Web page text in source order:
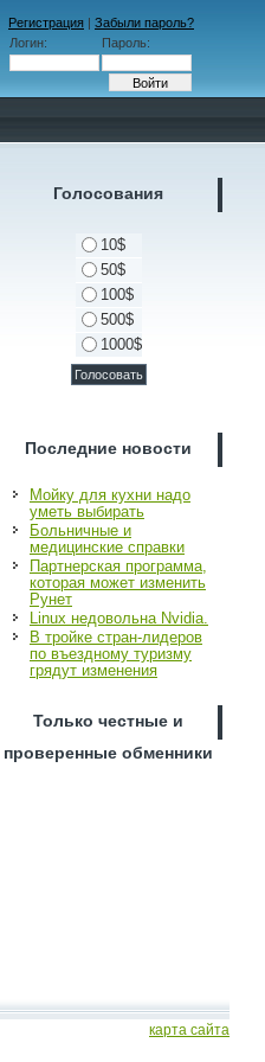
Регистрация | Забыли пароль?
Логин:
Пароль:
Голосования
10$
50$
100$
500$
1000$
Последние новости
Мойку для кухни надо
уметь выбирать
Больничные и
медицинские справки
Партнерская программа,
которая может изменить
Рунет
Linux недовольна Nvidia.
В тройке стран-лидеров
по въездному туризму
грядут изменения
Только честные и
проверенные обменники
карта сайта